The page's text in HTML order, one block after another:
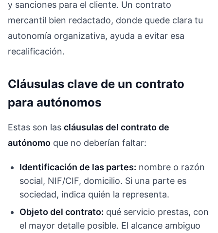
y sanciones para el cliente. Un contrato
mercantil bien redactado, donde quede clara tu
autonomía organizativa, ayuda a evitar esa
recalificación.
Cláusulas clave de un contrato
para autónomos
Estas son las cláusulas del contrato de
autónomo que no deberían faltar:
Identificación de las partes: nombre o razón
social, NIF/CIF, domicilio. Si una parte es
sociedad, indica quién la representa.
Objeto del contrato: qué servicio prestas, con
el mayor detalle posible. El alcance ambiguo